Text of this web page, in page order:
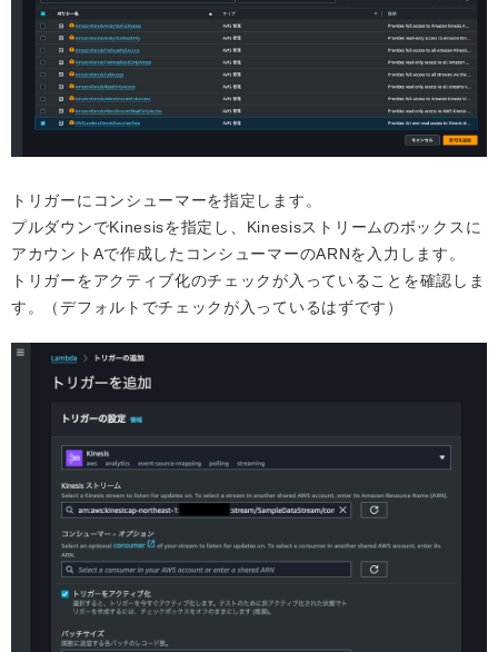
トリガーにコンシューマーを指定します。
プルダウンでKinesisを指定し、Kinesisストリームのボックスに
アカウントAで作成したコンシューマーのARNを入力します。
トリガーをアクティブ化のチェックが入っていることを確認しま
す。（デフォルトでチェックが入っているはずです）